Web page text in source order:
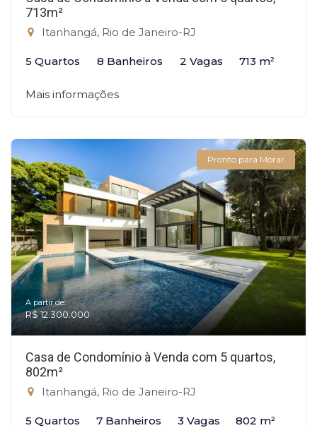
713m²
Itanhangá, Rio de Janeiro-RJ
5 Quartos 8 Banheiros 2 Vagas 713 m²
Mais informações
Pronto para Morar
A partir de:
R$ 12.300.000
Casa de Condomínio à Venda com 5 quartos,
802m²
Itanhangá, Rio de Janeiro-RJ
5 Quartos 7 Banheiros 3 Vagas 802 m²